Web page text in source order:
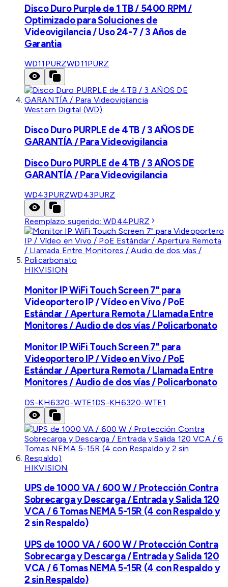
Disco Duro Purple de 1 TB / 5400 RPM /
Optimizado para Soluciones de
Videovigilancia / Uso 24-7 / 3 Años de
Garantia
WD11PURZWD11PURZ
Western Digital (WD)
Disco Duro PURPLE de 4TB / 3 AÑOS DE
GARANTÍA / Para Videovigilancia
Disco Duro PURPLE de 4TB / 3 AÑOS DE
GARANTÍA / Para Videovigilancia
WD43PURZWD43PURZ
Reemplazo sugerido:WD44PURZ
HIKVISION
Monitor IP WiFi Touch Screen 7" para
Videoportero IP / Vídeo en Vivo / PoE
Estándar / Apertura Remota / Llamada Entre
Monitores / Audio de dos vías / Policarbonato
Monitor IP WiFi Touch Screen 7" para
Videoportero IP / Vídeo en Vivo / PoE
Estándar / Apertura Remota / Llamada Entre
Monitores / Audio de dos vías / Policarbonato
DS-KH6320-WTE1DS-KH6320-WTE1
HIKVISION
UPS de 1000 VA / 600 W / Protección Contra
Sobrecarga y Descarga / Entrada y Salida 120
VCA / 6 Tomas NEMA 5-15R (4 con Respaldo y
2 sin Respaldo)
UPS de 1000 VA / 600 W / Protección Contra
Sobrecarga y Descarga / Entrada y Salida 120
VCA / 6 Tomas NEMA 5-15R (4 con Respaldo y
2 sin Respaldo)